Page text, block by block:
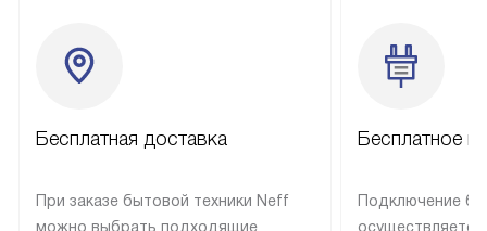
Бесплатная доставка
При заказе бытовой техники Neff
можно выбрать подходящие
Бесплатное
Подключение